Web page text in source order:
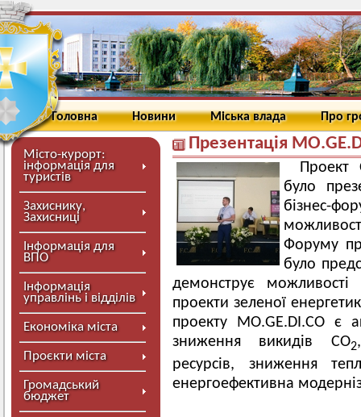
Головна Новини Міська влада Про
Місто-курорт:
інформація для
туристів
Захиснику,
Захисниці
Інформація для
ВПО
Інформація
управлінь і відділів
Економіка міста
Проєкти міста
Громадський
бюджет
Презентація
Проект
було
бізнес-
Форуму
було
демонструє можливості
проекти зеленої
проекту MO.GE.DI.CO є
зниження викидів СО2
ресурсів, зниження
енергоефективна